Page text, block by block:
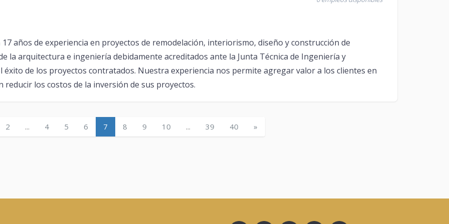
años de experiencia en proyectos de remodelación, interiorismo, diseño y construcción de
la arquitectura e ingeniería debidamente acreditados ante la Junta Técnica de Ingeniería y
de los proyectos contratados. Nuestra experiencia nos permite agregar valor a los clientes en
los costos de la inversión de sus proyectos.
2 ... 4 5 6 7 8 9 10 ... 39 40 »